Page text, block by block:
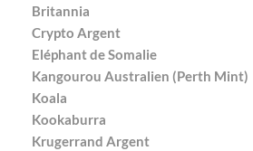
Britannia
Crypto Argent
Eléphant de Somalie
Kangourou Australien (Perth Mint)
Koala
Kookaburra
Krugerrand Argent